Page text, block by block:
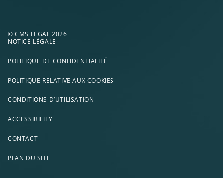
© CMS LEGAL 2026
NOTICE LÉGALE
POLITIQUE DE CONFIDENTIALITÉ
POLITIQUE RELATIVE AUX COOKIES
CONDITIONS D’UTILISATION
ACCESSIBILITY
CONTACT
PLAN DU SITE